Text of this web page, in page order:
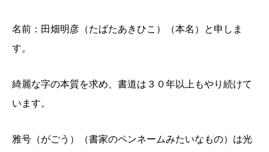
名前：田畑明彦（たばたあきひこ）（本名）と申しま
す。
綺麗な字の本質を求め、書道は３０年以上もやり続けて
います。
雅号（がごう）（書家のペンネームみたいなもの）は光